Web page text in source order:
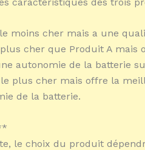
moins cher mais a une
cher que Produit A mais
autonomie de la batterie
plus cher mais offre la
de la batterie.
le choix du produit